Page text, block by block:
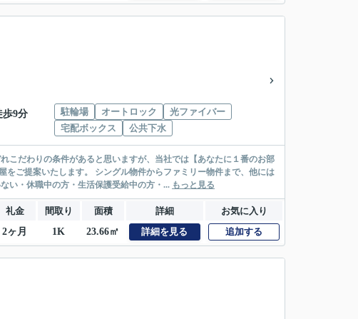
歩9分
駐輪場 オートロック
光ファイバー
宅配ボックス
公共下水
らファミリー物件まで、他には
ない・緊急連絡先がいない・休職中の方・生活保護受給中の方・... もっと見る
礼金 間取り 面積 詳細
お気に入り
2ヶ月 1K 23.66㎡ 詳細を見る 追加する